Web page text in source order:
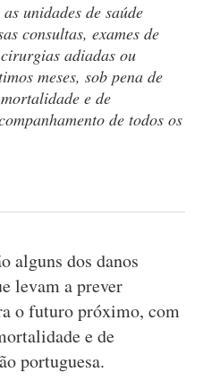
unidades de saúde
consultas, exames de
adiadas ou
meses, sob pena de
e de
de todos os
alguns dos danos
levam a prever
o futuro próximo, com
e de
portuguesa.